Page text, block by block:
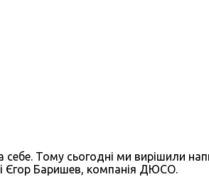
Тому сьогодні ми вирішили
Єгор Баришев, компанія ДЮСО.